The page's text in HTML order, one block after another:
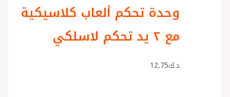
وحدة تحكم ألعاب كلاسيكية
مع ٢ يد تحكم لاسلكي
د.ك12٫75